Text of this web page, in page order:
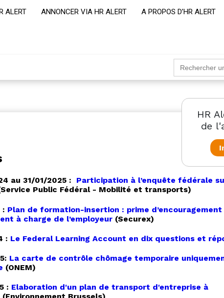
ALERT ANNONCER VIA HR ALERT A PROPOS D’HR ALERT
Search
for:
HR
de
au 31/01/2025 : Participation à l’enquête fédérale
Public Fédéral - Mobilité et transports)
: Plan de formation-insertion : prime
à charge de l’employeur (Securex)
: Le Federal Learning Account en dix questions et
La carte de contrôle chômage temporaire
(ONEM)
: Elaboration d'un plan de transport d'entreprise à